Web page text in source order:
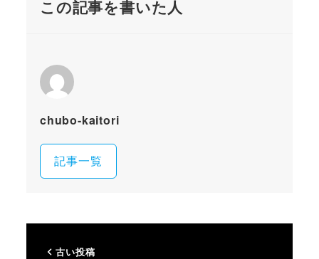
この記事を書いた人
chubo-kaitori
記事一覧
古い投稿